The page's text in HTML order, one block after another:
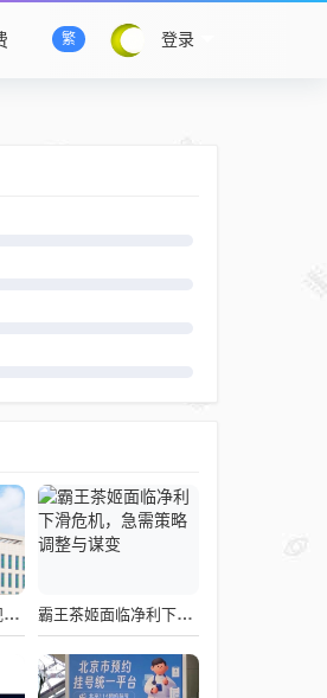
登录
繁
董事长儿子增持违规被罚！千红制药市值128亿，半年净赚2.58亿却踩雷信托5年 霸王茶姬面临净利下滑危机，急需策略调整与谋变